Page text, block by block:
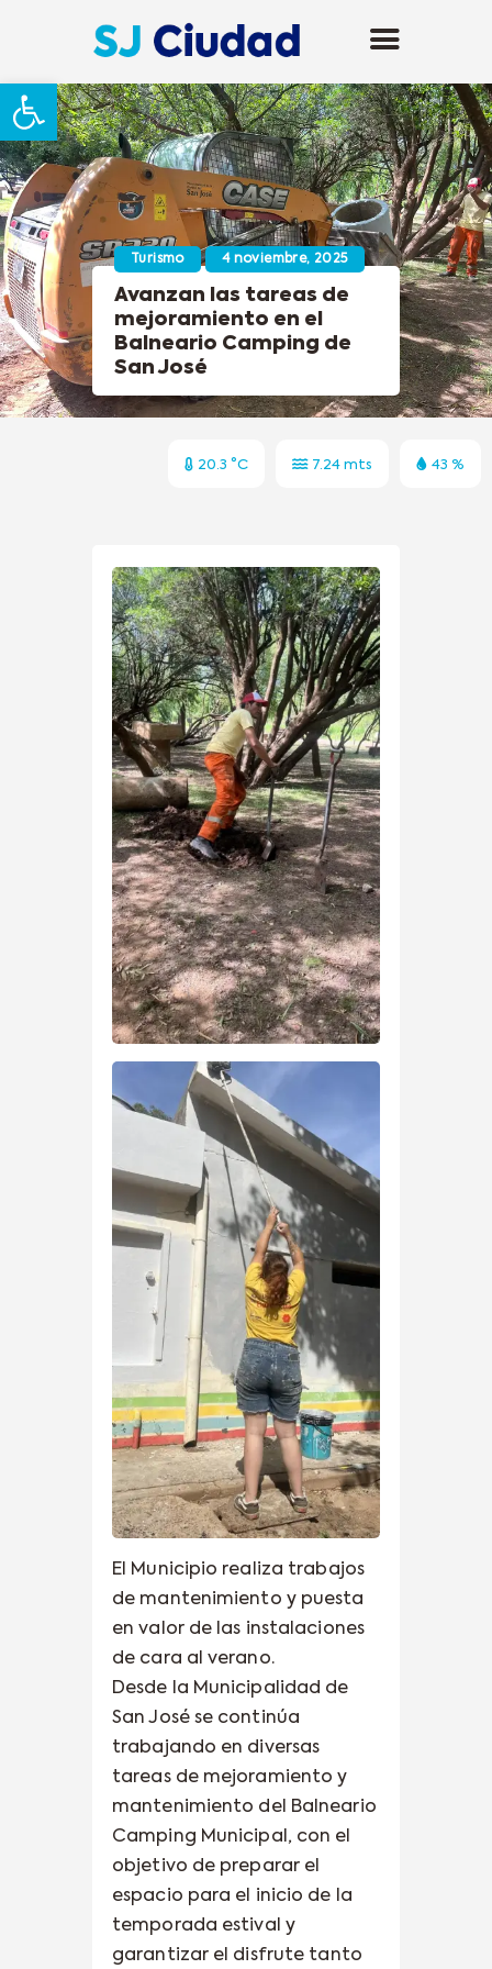
Abrir barra de herramientas
Turismo 4 noviembre, 2025
Avanzan las tareas de
mejoramiento en el
Balneario Camping de
San José
20.3 °C 7.24 mts 43 %
El Municipio realiza trabajos
de mantenimiento y puesta
en valor de las instalaciones
de cara al verano.
Desde la Municipalidad de
San José se continúa
trabajando en diversas
tareas de mejoramiento y
mantenimiento del Balneario
Camping Municipal, con el
objetivo de preparar el
espacio para el inicio de la
temporada estival y
garantizar el disfrute tanto